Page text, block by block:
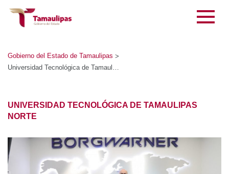
Gobierno del Estado de Tamaulipas>
Universidad Tecnológica de Tamaulipas Norte
UNIVERSIDAD TECNOLÓGICA DE TAMAULIPAS NORTE